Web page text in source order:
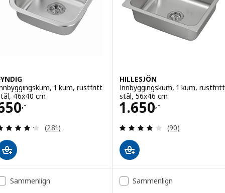
1 kum, rustfritt
46x40 cm
,-
650,-
Gjennomgang: 4.3 av 5 stjerner. Samlede
(281)
HILLESJÖN
Innbyggingskum, 1 kum, rustfritt
stål, 56x46 cm
1.650,-
Pris 1650,-
Gjennomgang:
(90)
Sammenlign Sammenlign